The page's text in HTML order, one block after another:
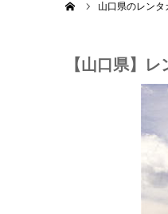
山口県のレンタ
【山口県】